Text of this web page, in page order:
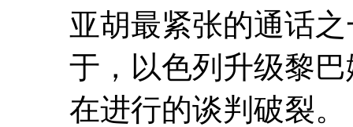
亚胡最紧张的通话
于，以色列升级黎
在进行的谈判破裂。